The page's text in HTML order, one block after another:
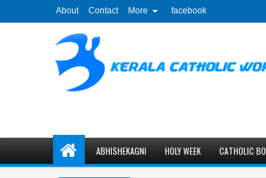
About Contact More facebook
ABHISHEKAGNI HOLY WEEK CATHOLIC